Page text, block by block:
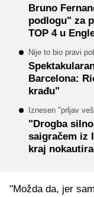
Bruno
podlogu" za
TOP 4 u
Nije to bio pravi
Barcelona:
krađu"
Iznesen "prljav
"Drogba
saigračem iz
kraj
"Možda da, jer